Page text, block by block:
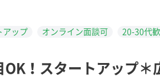
アップ オンライン面談可 20-30代
！スタートアップ＊